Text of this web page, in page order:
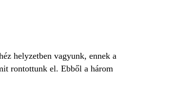
helyzetben vagyunk, ennek a
rontottunk el. Ebből a három